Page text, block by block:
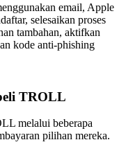
email, Apple
selesaikan proses
tambahan, aktifkan
kode anti-phishing
TROLL
melalui beberapa
pilihan mereka.